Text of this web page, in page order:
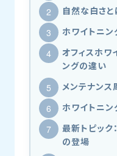
自然な白さ
ホワイトニ
オフィスホワ
ングの違い
メンテナン
ホワイトニ
最新トピック
の登場